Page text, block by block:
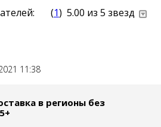
(1) 5.00 из 5 звезд
11:38
в регионы без